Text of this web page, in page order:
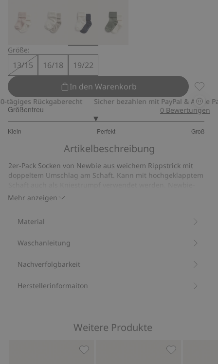
Größe:
13/15 16/18
19/22
In den Warenkorb
Rückgaberecht Sicher bezahlen mit PayPal & Apple Pay
Größentreu
Klein Perfekt Groß
von
9
Bewertungen
0 Bewertungen
Artikelbeschreibung
Mehr anzeigen
2er-Pack Socken von Newbie aus weichem Rippstrick mit
doppeltem Umschlag am Schaft. Kann mit hochgeklapptem
Logo in allen Größen unter dem Fuß. Nicht mit Anti-Rutsch.
Aus 77 % Biobaumwolle.
Material
Waschanleitung
Nachverfolgbarkeit
Herstellerinformaiton
Weitere Produkte